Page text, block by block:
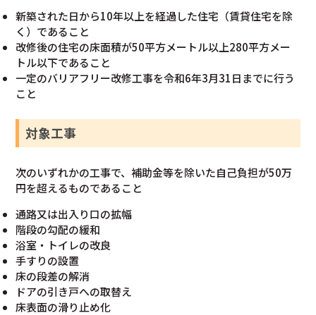
新築された日から10年以上を経過した住宅（賃貸住宅を除
く）であること
改修後の住宅の床面積が50平方メートル以上280平方メー
トル以下であること
一定のバリアフリー改修工事を令和6年3月31日までに行う
こと
対象工事
次のいずれかの工事で、補助金等を除いた自己負担が50万
円を超えるものであること
通路又は出入り口の拡幅
階段の勾配の緩和
浴室・トイレの改良
手すりの設置
床の段差の解消
ドアの引き戸への取替え
床表面の滑り止め化